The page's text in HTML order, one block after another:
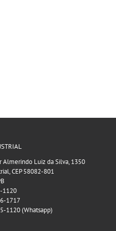
Almerindo Luiz da Silva, 1350
CEP 58082-801
1120
1717
1120 (Whatsapp)